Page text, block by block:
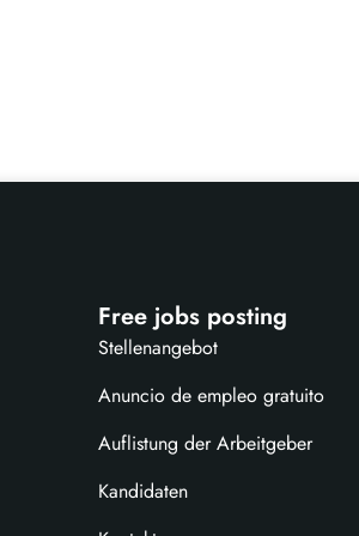
Free jobs posting
Stellenangebot
Anuncio de empleo gratuito
Auflistung der Arbeitgeber
Kandidaten